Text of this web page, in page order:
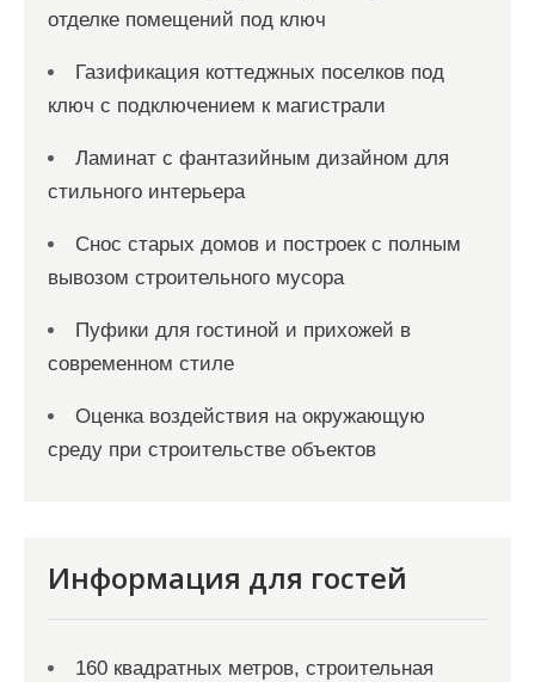
отделке помещений под ключ
Газификация коттеджных поселков под
ключ с подключением к магистрали
Ламинат с фантазийным дизайном для
стильного интерьера
Снос старых домов и построек с полным
вывозом строительного мусора
Пуфики для гостиной и прихожей в
современном стиле
Оценка воздействия на окружающую
среду при строительстве объектов
Информация для гостей
160 квадратных метров, строительная